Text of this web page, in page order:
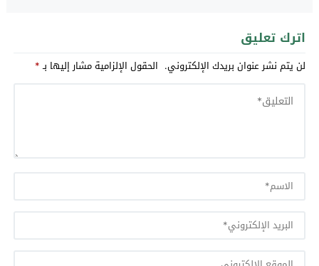
اترك تعليق
لن يتم نشر عنوان بريدك الإلكتروني. الحقول الإلزامية مشار إليها بـ*